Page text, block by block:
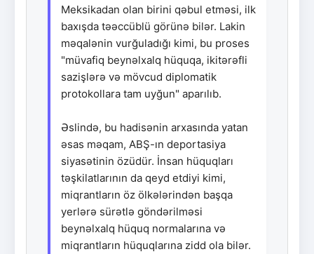
Meksikadan olan birini qəbul etməsi, ilk
baxışda təəccüblü görünə bilər. Lakin
məqalənin vurğuladığı kimi, bu proses
"müvafiq beynəlxalq hüquqa, ikitərəfli
sazişlərə və mövcud diplomatik
protokollara tam uyğun" aparılıb.
Əslində, bu hadisənin arxasında yatan
əsas məqam, ABŞ-ın deportasiya
siyasətinin özüdür. İnsan hüquqları
təşkilatlarının da qeyd etdiyi kimi,
miqrantların öz ölkələrindən başqa
yerlərə sürətlə göndərilməsi
beynəlxalq hüquq normalarına və
miqrantların hüquqlarına zidd ola bilər.